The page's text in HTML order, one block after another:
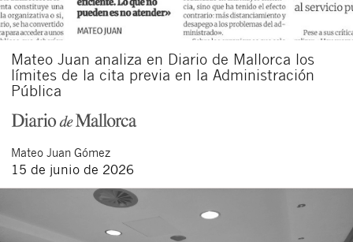
Mateo Juan analiza en Diario de Mallorca los
límites de la cita previa en la Administración
Pública
Mateo Juan Gómez
15 de junio de 2026